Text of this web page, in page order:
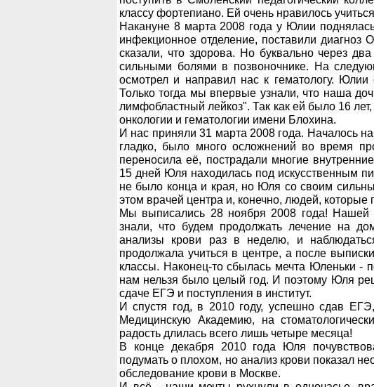
классу фортепиано. Ей очень нравилось
Накануне 8 марта 2008 года у Юлии
инфекционное отделение, поставили
сказали, что здорова. Но буквально через
сильными болями в позвоночнике. На
осмотрел и направил нас к гематологу. Юлии
Только тогда мы впервые узнали, что наша
лимфобластный лейкоз". Так как ей было 16
онкологии и гематологии имени Блохина.
И нас приняли 31 марта 2008 года. Началось
гладко, было много осложнений во время
переносила её, пострадали многие
15 дней Юля находилась под искусственным
не было конца и края, но Юля со своим
этом врачей центра и, конечно, людей,
Мы выписались 28 ноября 2008 года! Нашей
знали, что будем продолжать лечение на
анализы крови раз в неделю, и
продолжала учиться в центре, а после
классы. Наконец-то сбылась мечта Юленьки -
нам нельзя было целый год. И поэтому Юля
сдаче ЕГЭ и поступления в институт.
И спустя год, в 2010 году, успешно сдав
Медицинскую Академию, на
радость длилась всего лишь четыре месяца!
В конце декабря 2010 года Юля
подумать о плохом, но анализ крови показал
обследование крови в Москве.